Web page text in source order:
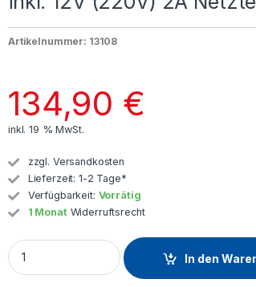
Artikelnummer: 13108
134,90 €
inkl. 19 % MwSt.
zzgl. Versandkosten
Lieferzeit: 1-2 Tage*
Verfügbarkeit: Vorrätig
1 Monat Widerruftsrecht
In den